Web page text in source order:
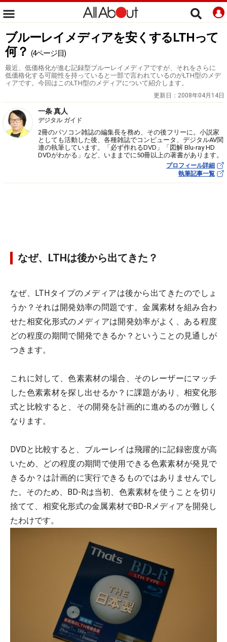
ブルーレイメディアを安くするLTHって
何？ (4ページ目)
最近、低価格化が進む記録型ブルーレイメディアですが、それをさらに
低価格化する可能性を持っていると一部で言われているのがLTH型のメデ
ィアです。今回はこのLTH型のメディアについて紹介します。
更新日： 2008年04月14日
一条 真人
デジタル ガイド
2冊のパソコン雑誌の編集長を務め、その後フリーに。小説家
としても活動した後、各種雑誌でコンピュータ、デジタルAV関
連の執筆しています。「必ず作れるDVD」「図解 Blu-ray HD
DVDがわかる」など、いままでに50冊以上の著書があります。
プロフィール詳細
執筆記事一覧
なぜ、LTHは後から出てきた？
なぜ、LTHタイプのメディアは後から出てきたのでしょ
うか？それは開発効率の問題です。金属素材を組み合わ
せた相変化形式のメディアは開発効率がよく、ある程度
どの程度の期間で開発できるか？ということの見通しが
つきます。
これに対して、色素素材の場合、そのレーザーにマッチ
した色素素材を探し出せるか？に課題があり、相変化形
式と比較すると、その開発を計画的に進めるのが難しく
なります。
DVDと比較すると、ブルーレイは飛躍的に記録密度が高
いため、どの程度の期間で使用できる色素素材が発見で
きるか？は計画的に実行できるものではありませんでし
た。そのため、BD-Rは当初、色素素材を使うことを切り
捨てて、相変化形式の金属素材でBD-Rメディアを開発し
たわけです。